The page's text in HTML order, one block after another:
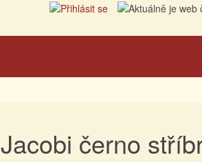
Jacobi černo